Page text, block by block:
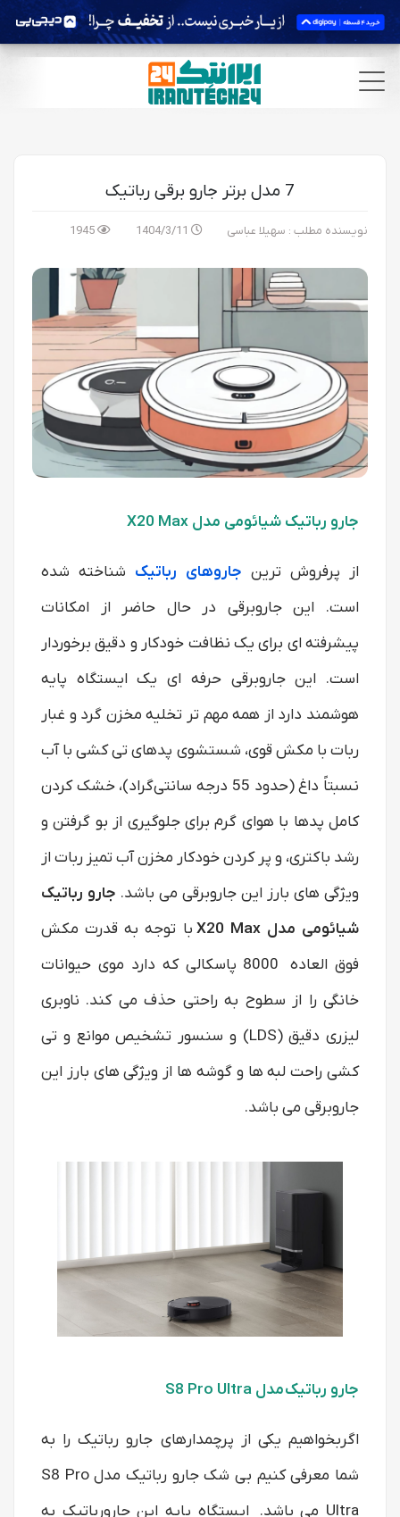
7 مدل برتر جارو برقی رباتیک
نویسنده مطلب : سهیلا عباسی 1404/3/11
جارو رباتیک شیائومی مدل X20 Max
از پرفروش‌ ترین جاروهای رباتیک شناخته شده
است. این جاروبرقی در حال حاضر از امکانات
پیشرفته ای برای یک نظافت خودکار و دقیق برخوردار
است. این جاروبرقی حرفه ای یک ایستگاه پایه
هوشمند دارد از همه مهم تر تخلیه مخزن گرد و غبار
ربات با مکش قوی، شستشوی پدهای تی‌ کشی با آب
نسبتاً داغ (حدود 55 درجه سانتی‌گراد)، خشک کردن
کامل پدها با هوای گرم برای جلوگیری از بو گرفتن و
رشد باکتری، و پر کردن خودکار مخزن آب تمیز ربات از
ویژگی های بارز این جاروبرقی می باشد. جارو رباتیک
شیائومی مدل X20 Max
با توجه به قدرت مکش
فوق العاده 8000 پاسکالی که دارد موی حیوانات
خانگی را از سطوح به راحتی حذف می کند. ناوبری
لیزری دقیق (LDS) و سنسور تشخیص موانع و تی
کشی راحت لبه ها و گوشه ها از ویژگی های بارز این
جاروبرقی می باشد.
جارو رباتیک مدل S8 Pro Ultra
اگربخواهیم یکی از پرچمدارهای جارو رباتیک را به
شما معرفی کنیم بی شک جارو رباتیک مدل S8 Pro
Ultra می باشد. ایستگاه پایه این جارورباتیک به